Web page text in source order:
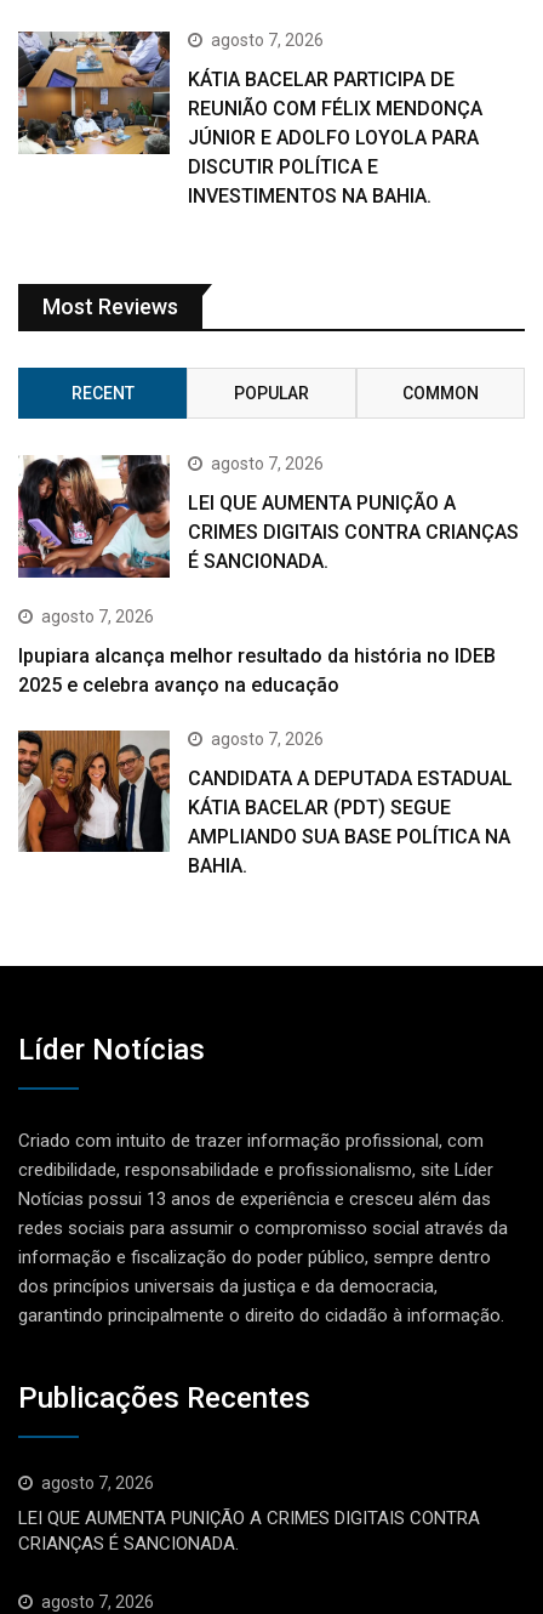
agosto 7, 2026
KÁTIA BACELAR PARTICIPA DE
REUNIÃO COM FÉLIX MENDONÇA
JÚNIOR E ADOLFO LOYOLA PARA
DISCUTIR POLÍTICA E
INVESTIMENTOS NA BAHIA.
Most Reviews
RECENT POPULAR COMMON
agosto 7, 2026
LEI QUE AUMENTA PUNIÇÃO A
CRIMES DIGITAIS CONTRA CRIANÇAS
É SANCIONADA.
agosto 7, 2026
Ipupiara alcança melhor resultado da história no IDEB
2025 e celebra avanço na educação
agosto 7, 2026
CANDIDATA A DEPUTADA ESTADUAL
KÁTIA BACELAR (PDT) SEGUE
AMPLIANDO SUA BASE POLÍTICA NA
BAHIA.
Líder Notícias
Criado com intuito de trazer informação profissional, com
credibilidade, responsabilidade e profissionalismo, site Líder
Notícias possui 13 anos de experiência e cresceu além das
redes sociais para assumir o compromisso social através da
informação e fiscalização do poder público, sempre dentro
dos princípios universais da justiça e da democracia,
garantindo principalmente o direito do cidadão à informação.
Publicações Recentes
agosto 7, 2026
LEI QUE AUMENTA PUNIÇÃO A CRIMES DIGITAIS CONTRA
CRIANÇAS É SANCIONADA.
agosto 7, 2026